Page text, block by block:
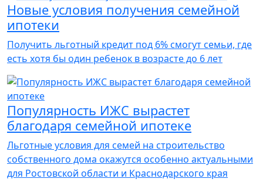
Новые условия получения семейной
ипотеки
Получить льготный кредит под 6% смогут семьи, где
есть хотя бы один ребенок в возрасте до 6 лет
Популярность ИЖС вырастет
благодаря семейной ипотеке
Льготные условия для семей на строительство
собственного дома окажутся особенно актуальными
для Ростовской области и Краснодарского края